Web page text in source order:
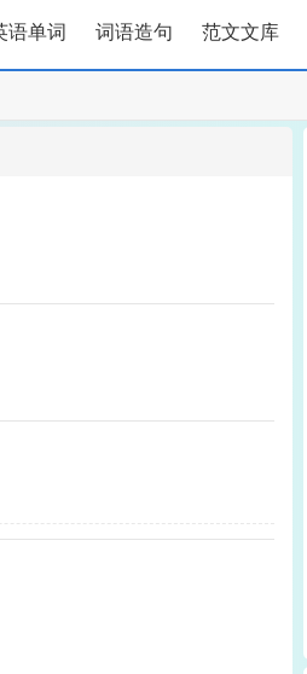
语单词 词语造句 范文文库